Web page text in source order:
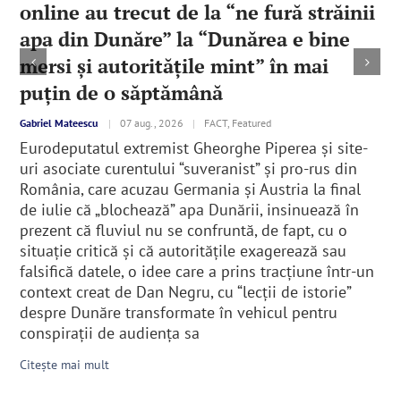
online au trecut de la “ne fură străinii
apa din Dunăre” la “Dunărea e bine
mersi și autoritățile mint” în mai
puțin de o săptămână
Gabriel Mateescu | 07 aug., 2026 | FACT, Featured
Eurodeputatul extremist Gheorghe Piperea și site-
uri asociate curentului “suveranist” și pro-rus din
România, care acuzau Germania și Austria la final
de iulie că „blochează” apa Dunării, insinuează în
prezent că fluviul nu se confruntă, de fapt, cu o
situație critică și că autoritățile exagerează sau
falsifică datele, o idee care a prins tracțiune într-un
context creat de Dan Negru, cu “lecții de istorie”
despre Dunăre transformate în vehicul pentru
conspirații de audiența sa
Citește mai mult